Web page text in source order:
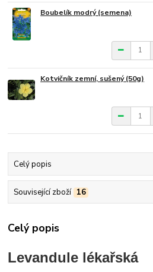
Boubelík modrý (semena)
Kotvičník zemní, sušený (50g)
Celý popis
Související zboží 16
Celý popis
Levandule lékařská